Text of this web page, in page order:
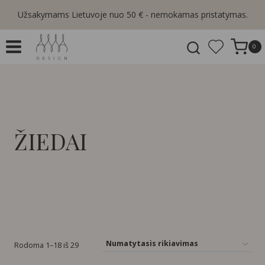
content
Užsakymams Lietuvoje nuo 50 € - nemokamas pristatymas.
0
ŽIEDAI
Rodoma 1–18 iš 29